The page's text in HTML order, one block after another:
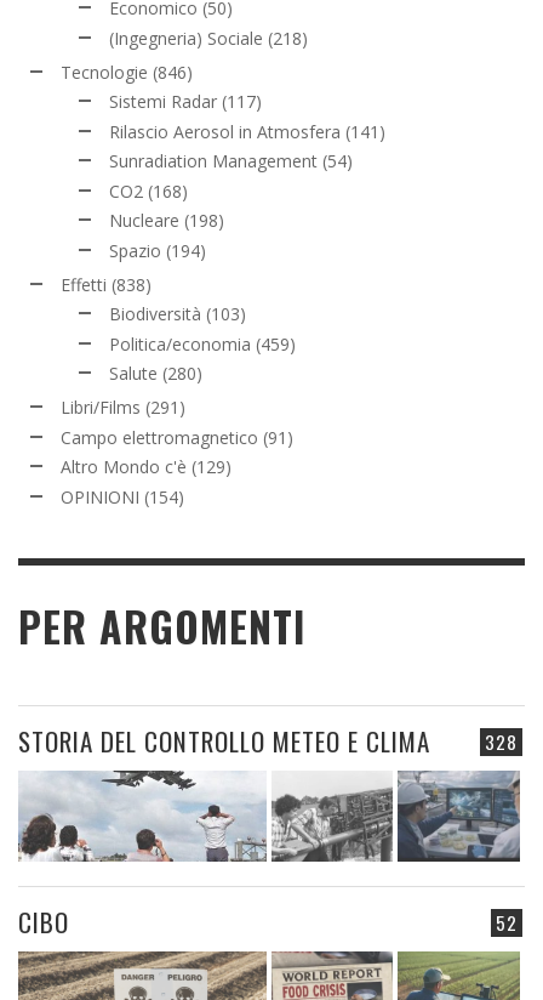
Economico (50)
(Ingegneria) Sociale (218)
Tecnologie (846)
Sistemi Radar (117)
Rilascio Aerosol in Atmosfera (141)
Sunradiation Management (54)
CO2 (168)
Nucleare (198)
Spazio (194)
Effetti (838)
Biodiversità (103)
Politica/economia (459)
Salute (280)
Libri/Films (291)
Campo elettromagnetico (91)
Altro Mondo c'è (129)
OPINIONI (154)
PER ARGOMENTI
328
STORIA DEL CONTROLLO METEO E CLIMA
52
CIBO